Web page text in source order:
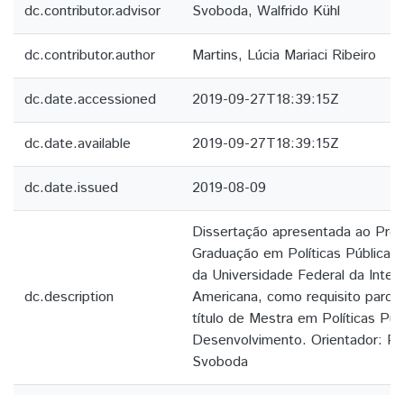
dc.contributor.advisor Svoboda, Walfrido Kühl
dc.contributor.author Martins, Lúcia Mariaci Ribeiro
dc.date.accessioned 2019-09-27T18:39:15Z
dc.date.available 2019-09-27T18:39:15Z
dc.date.issued 2019-08-09
dc.description
Dissertação apresentada ao
Graduação em Políticas
da Universidade Federal da
Americana, como requisito
título de Mestra em Políticas
Desenvolvimento. Orientador:
Svoboda